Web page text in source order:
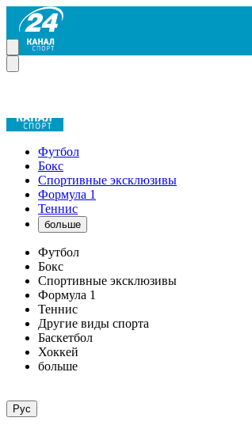
Футбол
Бокс
Спортивные эксклюзивы
Формула 1
Теннис
больше
Футбол
Бокс
Спортивные эксклюзивы
Формула 1
Теннис
Другие виды спорта
Баскетбол
Хоккей
больше
Рус